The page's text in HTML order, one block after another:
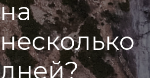
на
несколько
дней?